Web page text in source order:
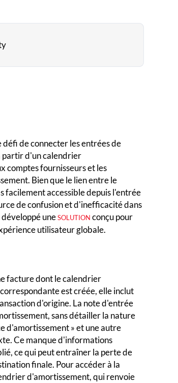
de connecter les entrées de
partir d'un calendrier
comptes fournisseurs et les
Bien que le lien entre le
facilement accessible depuis l'entrée
de confusion et d'inefficacité dans
uneSOLUTION conçu pour
utilisateur globale.
facture dont le calendrier
est créée, elle inclut
d'origine. La note d'entrée
sans détailler la nature
d'amortissement » et une autre
Ce manque d'informations
ce qui peut entraîner la perte de
finale. Pour accéder à la
d'amortissement, qui renvoie